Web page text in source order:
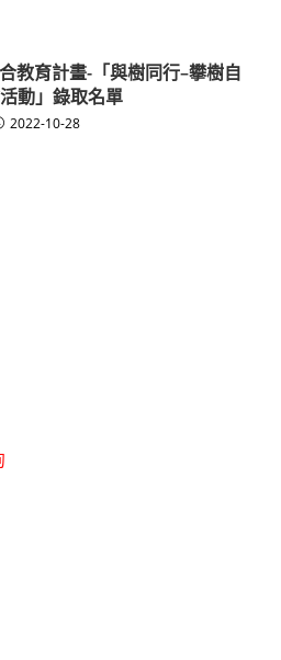
教育計畫-「與樹同行–攀樹自
動」錄取名單
2022-10-28